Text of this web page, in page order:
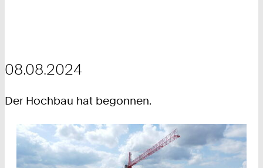
08.08.2024
Der Hochbau hat begonnen.